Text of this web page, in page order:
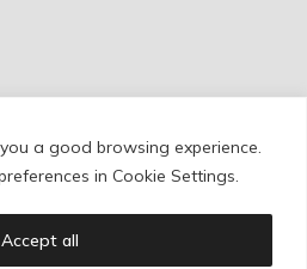
a good browsing experience.
in Cookie Settings.
Accept all
Policy /Legal Warning
© Ignacio Aguilar